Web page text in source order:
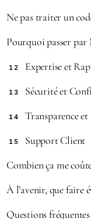
Ne pas traiter un
Pourquoi passer par
12 Expertise et
13 Sécurité et
14 Transparence
15 Support Client
Combien ça me
À l’avenir, que faire
Questions fréquentes